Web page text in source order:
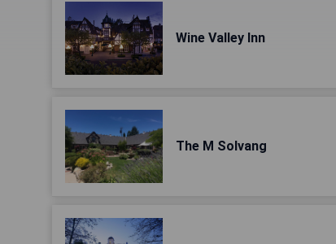
Wine Valley Inn
The M Solvang